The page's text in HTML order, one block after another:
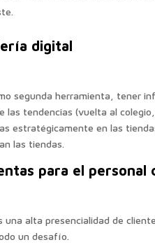
digital
segunda herramienta, tener
las tendencias (vuelta al
estratégicamente en las
las tiendas.
para el
una alta presencialidad de
un desafío.